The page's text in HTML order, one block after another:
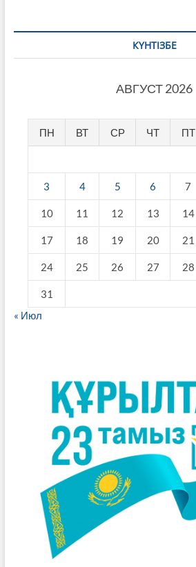
КҮНТІЗБЕ
АВГУСТ 2026
ПН ВТ СР ЧТ ПТ
3 4 5 6 7
10 11 12 13 14
17 18 19 20 21
24 25 26 27 28
31
« Июл